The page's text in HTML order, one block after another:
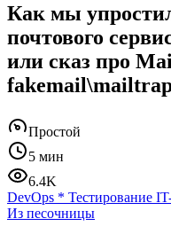
Как мы
почтового
или сказ про
Простой
5 мин
6.4K
DevOps * Тестирование
Из песочницы